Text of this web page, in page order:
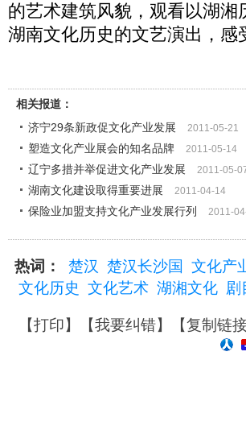
的艺术建筑风貌，观看以湖
湖南文化历史的文艺演出，感
相关报道：
济宁29条新政促文化产业发展
2011-05-21
塑造文化产业展会的知名品牌 2011-05-14
辽宁多措并举促进文化产业发展 2011-05-
湖南文化建设取得重要进展 2011-04-14
保险业加盟支持文化产业发展行列 2011-
热词： 楚汉 楚汉长沙国 文化产
文化历史
文化艺术 湖湘文化 剧
【打印】【我要纠错】【复制链